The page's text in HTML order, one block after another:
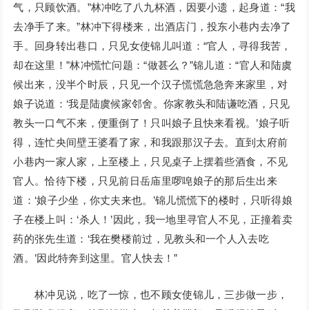
气，只顾饮酒。”林冲吃了八九杯酒，因要小遗，起身道：“我
去净手了来。”林冲下得楼来，出酒店门，投东小巷内去净了
手。回身转出巷口，只见女使锦儿叫道：“官人，寻得我苦，
却在这里！”林冲慌忙问题：“做甚么？”锦儿道：“官人和陆虞
候出来，没半个时辰，只见一个汉子慌慌急急奔来家里，对
娘子说道：‘我是陆虞候家邻舍。你家教头和陆谦吃酒，只见
教头一口气不来，便重倒了！只叫娘子且快来看视。’娘子听
得，连忙央间壁王婆看了家，和我跟那汉子去。直到太府前
小巷内一家人家，上至楼上，只见桌子上摆着些酒食，不见
官人。恰待下楼，只见前日岳庙里啰唣娘子的那后生出来
道：‘娘子少坐，你丈夫来也。’锦儿慌慌下的楼时，只听得娘
子在楼上叫：‘杀人！’因此，我一地里寻官人不见，正撞着卖
药的张先生道：‘我在樊楼前过，见教头和一个人入去吃
酒。’因此特奔到这里。官人快去！”
林冲见说，吃了一惊，也不顾女使锦儿，三步做一步，